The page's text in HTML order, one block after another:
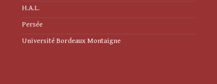
H.A.L.
Persée
Université Bordeaux Montaigne